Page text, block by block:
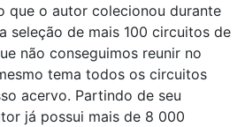
que o autor colecionou durante
seleção de mais 100 circuitos de
não conseguimos reunir no
tema todos os circuitos
acervo. Partindo de seu
já possui mais de 8 000